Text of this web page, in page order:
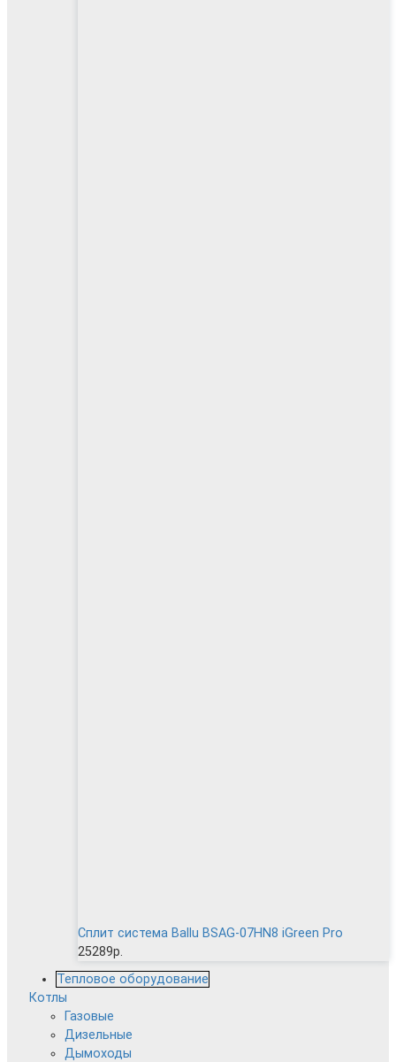
Сплит система Ballu BSAG-07HN8 iGreen Pro
25289р.
Тепловое оборудование
Котлы
Газовые
Дизельные
Дымоходы